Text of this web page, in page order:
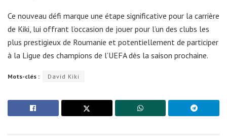
Ce nouveau défi marque une étape significative pour la carrière
de Kiki, lui offrant l’occasion de jouer pour l’un des clubs les
plus prestigieux de Roumanie et potentiellement de participer
à la Ligue des champions de l’UEFA dès la saison prochaine.
Mots-clés : David Kiki